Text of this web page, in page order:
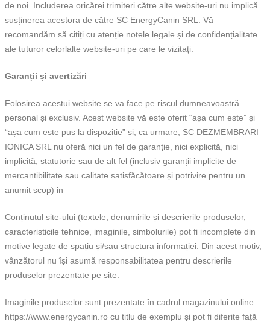
de noi. Includerea oricărei trimiteri către alte website-uri nu implică
susținerea acestora de către SC EnergyCanin SRL. Vă
recomandăm să citiți cu atenție notele legale și de confidențialitate
ale tuturor celorlalte website-uri pe care le vizitați.
Garanții și avertizări
Folosirea acestui website se va face pe riscul dumneavoastră
personal și exclusiv. Acest website vă este oferit “așa cum este” și
“așa cum este pus la dispoziție” și, ca urmare, SC DEZMEMBRARI
IONICA SRL nu oferă nici un fel de garanție, nici explicită, nici
implicită, statutorie sau de alt fel (inclusiv garanții implicite de
mercantibilitate sau calitate satisfăcătoare și potrivire pentru un
anumit scop) in
Conținutul site-ului (textele, denumirile și descrierile produselor,
caracteristicile tehnice, imaginile, simbolurile) pot fi incomplete din
motive legate de spațiu și/sau structura informației. Din acest motiv,
vânzătorul nu își asumă responsabilitatea pentru descrierile
produselor prezentate pe site.
Imaginile produselor sunt prezentate în cadrul magazinului online
https://www.energycanin.ro cu titlu de exemplu și pot fi diferite față